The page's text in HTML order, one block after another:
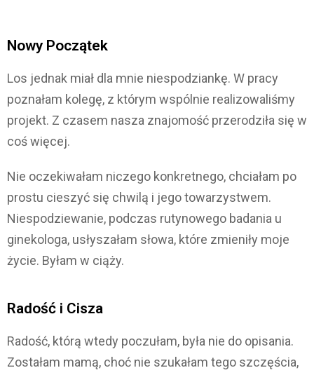
Nowy Początek
Los jednak miał dla mnie niespodziankę. W pracy
poznałam kolegę, z którym wspólnie realizowaliśmy
projekt. Z czasem nasza znajomość przerodziła się w
coś więcej.
Nie oczekiwałam niczego konkretnego, chciałam po
prostu cieszyć się chwilą i jego towarzystwem.
Niespodziewanie, podczas rutynowego badania u
ginekologa, usłyszałam słowa, które zmieniły moje
życie. Byłam w ciąży.
Radość i Cisza
Radość, którą wtedy poczułam, była nie do opisania.
Zostałam mamą, choć nie szukałam tego szczęścia,